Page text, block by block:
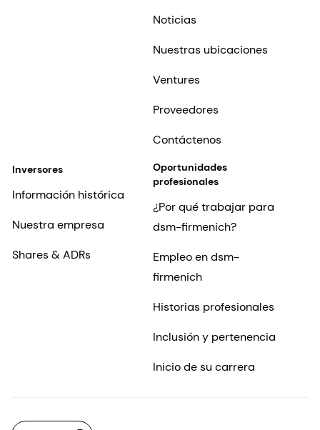
Noticias
Nuestras ubicaciones
Ventures
Proveedores
Contáctenos
Inversores
Información histórica
Nuestra empresa
Shares & ADRs
Oportunidades
profesionales
¿Por qué trabajar para
dsm-firmenich?
Empleo en dsm-
firmenich
Historias profesionales
Inclusión y pertenencia
Inicio de su carrera